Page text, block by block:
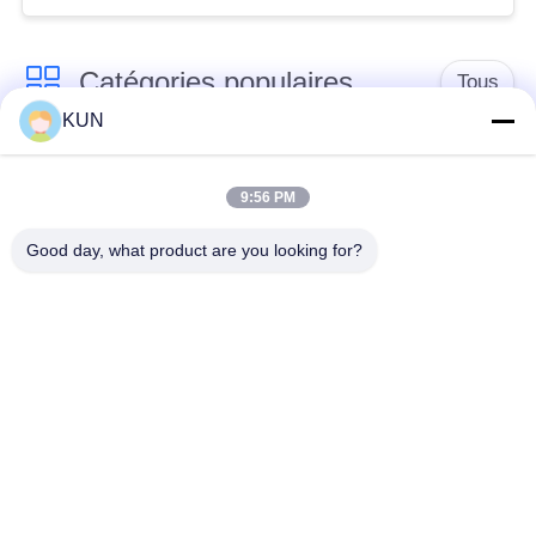
Catégories populaires Tous
pièces de machine
Pièces d'atmosphère
de NCR
Pièces d'atmosphère
Pièces d'atmosphère
KUN
9:56 PM
Good day, what product are you looking for?